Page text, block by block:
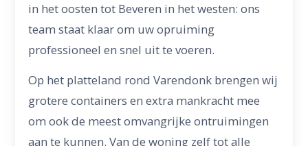
in het oosten tot Beveren in het westen: ons
team staat klaar om uw opruiming
professioneel en snel uit te voeren.
Op het platteland rond Varendonk brengen wij
grotere containers en extra mankracht mee
om ook de meest omvangrijke ontruimingen
aan te kunnen. Van de woning zelf tot alle